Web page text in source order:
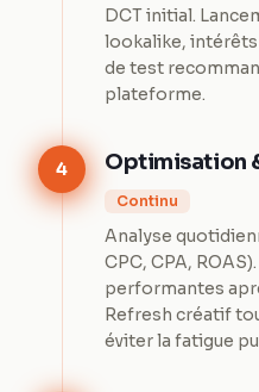
DCT initial.
lookalike,
de test
plateforme.
4 Optimisation
Continu
Analyse
CPC, CPA,
performantes
Refresh créatif
éviter la fatigue